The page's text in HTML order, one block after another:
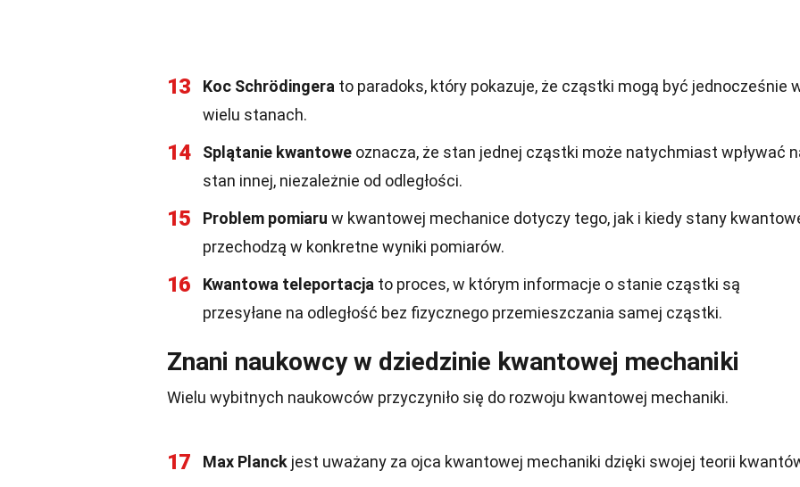
13 Koc Schrödingera to paradoks, który pokazuje, że cząstki mogą być jednocześnie
wielu stanach.
14 Splątanie kwantowe oznacza, że stan jednej cząstki może natychmiast wpływać
stan innej, niezależnie od odległości.
15 Problem pomiaru w kwantowej mechanice dotyczy tego, jak i kiedy stany
przechodzą w konkretne wyniki pomiarów.
16 Kwantowa teleportacja to proces, w którym informacje o stanie cząstki są
przesyłane na odległość bez fizycznego przemieszczania samej cząstki.
Znani naukowcy w dziedzinie kwantowej mechaniki
Wielu wybitnych naukowców przyczyniło się do rozwoju kwantowej mechaniki.
17 Max Planck jest uważany za ojca kwantowej mechaniki dzięki swojej teorii